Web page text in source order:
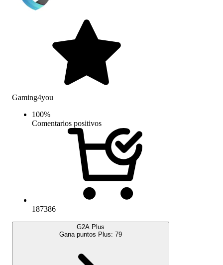
Gaming4you
100%
Comentarios positivos
187386
G2A Plus
Gana puntos Plus: 79